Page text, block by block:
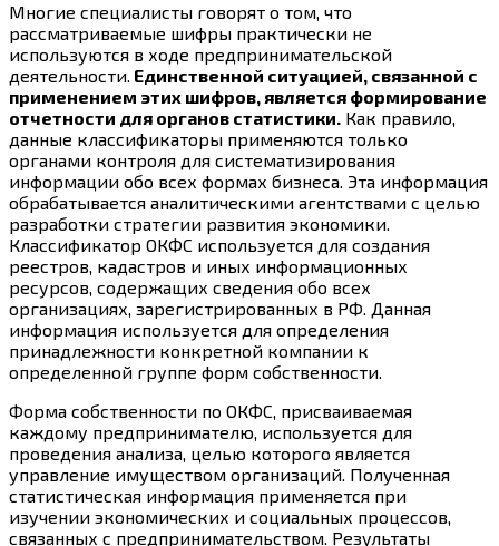
Многие специалисты говорят о том, что
рассматриваемые шифры практически не
используются в ходе предпринимательской
деятельности. Единственной ситуацией, связанной с
применением этих шифров, является формирование
отчетности для органов статистики. Как правило,
данные классификаторы применяются только
органами контроля для систематизирования
информации обо всех формах бизнеса. Эта информация
обрабатывается аналитическими агентствами с целью
разработки стратегии развития экономики.
Классификатор ОКФС используется для создания
реестров, кадастров и иных информационных
ресурсов, содержащих сведения обо всех
организациях, зарегистрированных в РФ. Данная
информация используется для определения
принадлежности конкретной компании к
определенной группе форм собственности.
Форма собственности по ОКФС, присваиваемая
каждому предпринимателю, используется для
проведения анализа, целью которого является
управление имуществом организаций. Полученная
статистическая информация применяется при
изучении экономических и социальных процессов,
связанных с предпринимательством. Результаты